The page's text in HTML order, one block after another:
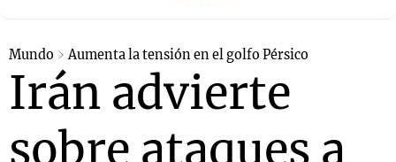
Mundo Aumenta la tensión en el golfo Pérsico
Irán advierte
sobre ataques a